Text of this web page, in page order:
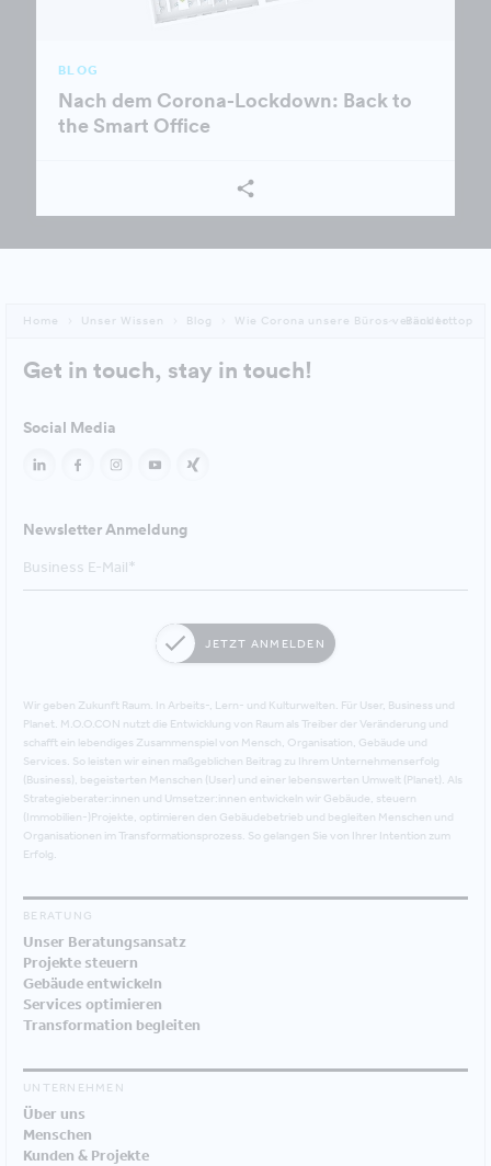
BLOG
Nach dem Corona-Lockdown: Back to
the Smart Office
Home Unser Wissen Blog Wie Corona unsere Büros verändert
Back to top
Get in touch, stay in touch!
Social Media
Newsletter Anmeldung
JETZT ANMELDEN
Wir geben Zukunft Raum. In Arbeits-, Lern- und Kulturwelten. Für User, Business und
Planet. M.O.O.CON nutzt die Entwicklung von Raum als Treiber der Veränderung und
schafft ein lebendiges Zusammenspiel von Mensch, Organisation, Gebäude und
Services. So leisten wir einen maßgeblichen Beitrag zu Ihrem Unternehmenserfolg
(Business), begeisterten Menschen (User) und einer lebenswerten Umwelt (Planet). Als
Strategieberater:innen und Umsetzer:innen entwickeln wir Gebäude, steuern
(Immobilien-)Projekte, optimieren den Gebäudebetrieb und begleiten Menschen und
Organisationen im Transformationsprozess. So gelangen Sie von Ihrer Intention zum
Erfolg.
BERATUNG
Unser Beratungsansatz
Projekte steuern
Gebäude entwickeln
Services optimieren
Transformation begleiten
UNTERNEHMEN
Über uns
Menschen
Kunden & Projekte